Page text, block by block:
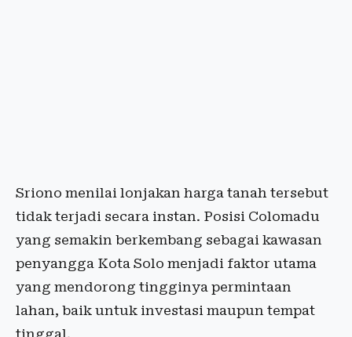
Sriono menilai lonjakan harga tanah tersebut
tidak terjadi secara instan. Posisi Colomadu
yang semakin berkembang sebagai kawasan
penyangga Kota Solo menjadi faktor utama
yang mendorong tingginya permintaan
lahan, baik untuk investasi maupun tempat